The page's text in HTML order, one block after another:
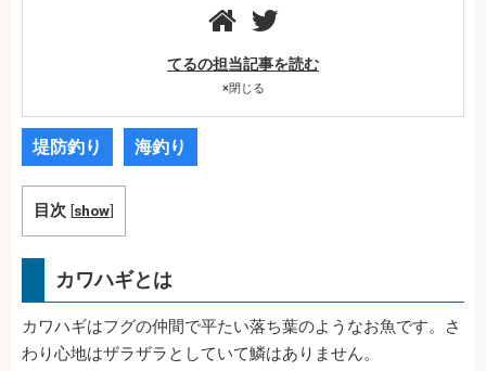
てるの担当記事を読む
×閉じる
堤防釣り 海釣り
目次 [show]
カワハギとは
カワハギはフグの仲間で平たい落ち葉のようなお魚です。さ
わり心地はザラザラとしていて鱗はありません。